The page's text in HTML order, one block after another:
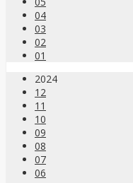
04
03
02
01
2024
12
11
10
09
08
07
06